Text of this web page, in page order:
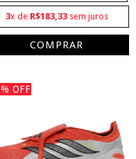
3x de R$183,33sem juros
COMPRAR
% OFF